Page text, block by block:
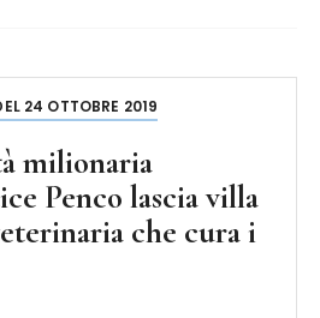
24 OTTOBRE 2019
milionaria
Penco lascia villa
che cura i